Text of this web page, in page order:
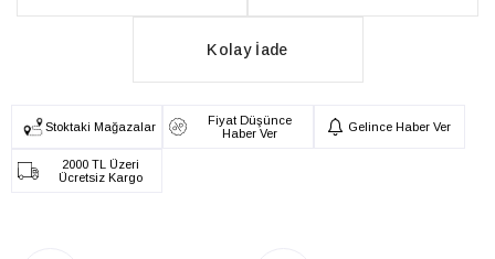
Kolay İade
Stoktaki Mağazalar
Fiyat Düşünce
Haber Ver
Gelince Haber Ver
2000 TL Üzeri
Ücretsiz Kargo